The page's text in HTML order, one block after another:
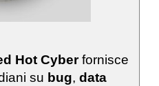
Hot Cyberfornisce
su bug, data